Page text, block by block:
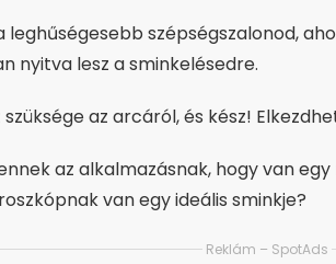
leghűségesebb szépségszalonod,
nyitva lesz a sminkelésedre.
az arcáról, és kész!
az alkalmazásnak, hogy van
van egy ideális sminkje?
Reklám – SpotAds